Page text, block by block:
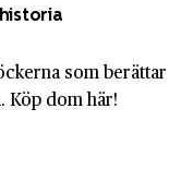
som berättar
Köp dom här!